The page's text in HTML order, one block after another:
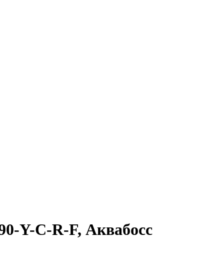
Y-C-R-F, Аквабосс